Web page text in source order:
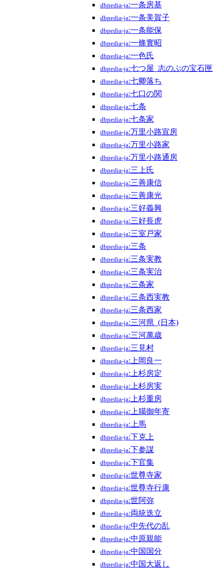
dbpedia-ja:一条房基
dbpedia-ja:一条美賀子
dbpedia-ja:一条能保
dbpedia-ja:一條實昭
dbpedia-ja:一色氏
dbpedia-ja:七つ屋_志のぶの宝石匣
dbpedia-ja:七卿落ち
dbpedia-ja:七口の関
dbpedia-ja:七条
dbpedia-ja:七条家
dbpedia-ja:万里小路宣房
dbpedia-ja:万里小路家
dbpedia-ja:万里小路通房
dbpedia-ja:三上氏
dbpedia-ja:三善康信
dbpedia-ja:三善康光
dbpedia-ja:三好義興
dbpedia-ja:三好長虎
dbpedia-ja:三室戸家
dbpedia-ja:三条
dbpedia-ja:三条実教
dbpedia-ja:三条実治
dbpedia-ja:三条家
dbpedia-ja:三条西実教
dbpedia-ja:三条西家
dbpedia-ja:三河県_(日本)
dbpedia-ja:三河萬歳
dbpedia-ja:三見村
dbpedia-ja:上岡良一
dbpedia-ja:上杉房定
dbpedia-ja:上杉房実
dbpedia-ja:上杉重房
dbpedia-ja:上臈御年寄
dbpedia-ja:上馬
dbpedia-ja:下克上
dbpedia-ja:下参謀
dbpedia-ja:下官集
dbpedia-ja:世尊寺家
dbpedia-ja:世尊寺行康
dbpedia-ja:世阿弥
dbpedia-ja:両統迭立
dbpedia-ja:中先代の乱
dbpedia-ja:中原親能
dbpedia-ja:中国国分
dbpedia-ja:中国大返し